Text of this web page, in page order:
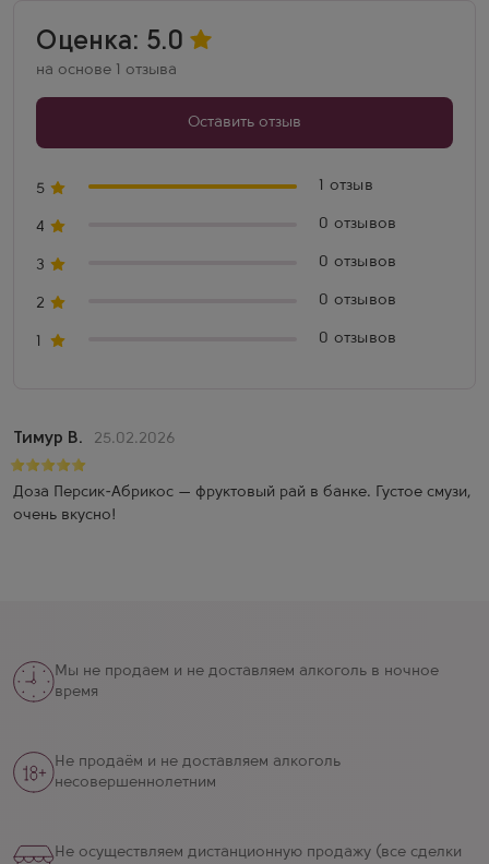
Тимур В. 25.02.2026
Доза Персик-Абрикос — фруктовый рай в банке. Густое смузи,
очень вкусно!
Оценка: 5.0
на основе 1 отзыва
Оставить отзыв
5 1 отзыв
4 0 отзывов
3 0 отзывов
2 0 отзывов
1 0 отзывов
Мы не продаем и не доставляем алкоголь в ночное
время
Не продаём и не доставляем алкоголь
несовершеннолетним
Не осуществляем дистанционную продажу (все сделки